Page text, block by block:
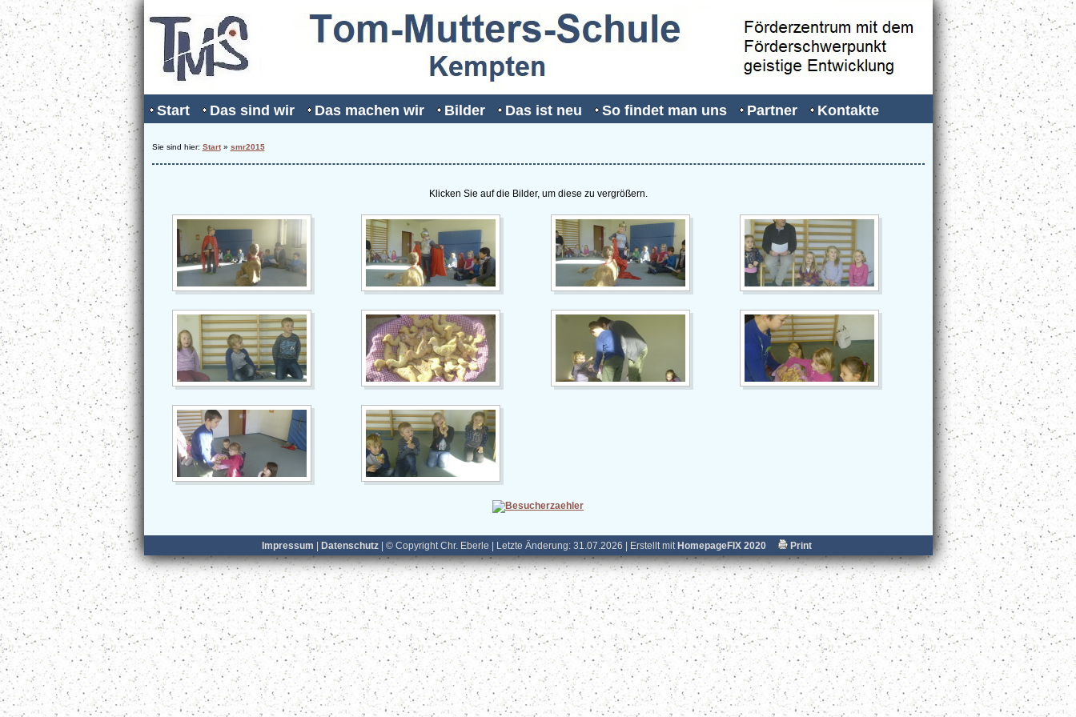
Start Das sind wir Das machen wir Bilder Das ist neu So findet man uns Partner Kontakte
Sie sind hier: Start» smr2015
Klicken Sie auf die Bilder, um diese zu vergrößern.
Impressum Datenschutz | © Copyright Chr. Eberle | Letzte Änderung: 31.07.2026 | Erstellt mit HomepageFIX 2020 Print